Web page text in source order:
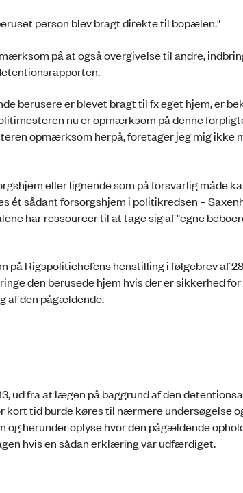
person blev bragt direkte til bopælen."
på at også overgivelse til andre,
berusere er blevet bragt til fx eget hjem, er
nu er opmærksom på denne
opmærksom herpå, foretager jeg mig ikke
eller lignende som på forsvarlig måde
ét sådant forsorgshjem i politikredsen –
har ressourcer til at tage sig af "egne
Rigspolitichefens henstilling i følgebrev af
den berusede hjem hvis der er sikkerhed
af den pågældende.
ud fra at lægen på baggrund af den
kort tid burde køres til nærmere undersøgelse
herunder oplyse hvor den pågældende
hvis en sådan erklæring var udfærdiget.